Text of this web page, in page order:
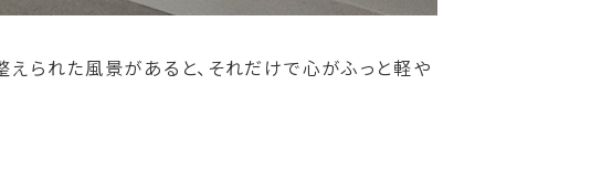
えられた風景があると、それだけで心がふっと軽や